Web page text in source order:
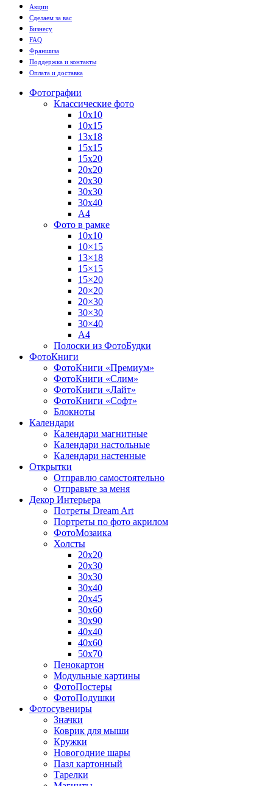
Акции
Сделаем за вас
Бизнесу
FAQ
Франшиза
Поддержка и контакты
Оплата и доставка
Фотографии
Классические фото
10х10
10х15
13х18
15х15
15х20
20х20
20х30
30х30
30х40
А4
Фото в рамке
10х10
10×15
13×18
15×15
15×20
20×20
20×30
30×30
30×40
A4
Полоски из ФотоБудки
ФотоКниги
ФотоКниги «Премиум»
ФотоКниги «Слим»
ФотоКниги «Лайт»
ФотоКниги «Софт»
Блокноты
Календари
Календари магнитные
Календари настольные
Календари настенные
Открытки
Отправлю самостоятельно
Отправьте за меня
Декор Интерьера
Потреты Dream Art
Портреты по фото акрилом
ФотоМозаика
Холсты
20х20
20х30
30х30
30х40
20х45
30х60
30х90
40х40
40х60
50х70
Пенокартон
Модульные картины
ФотоПостеры
ФотоПодушки
Фотоcувениры
Значки
Коврик для мыши
Кружки
Новогодние шары
Пазл картонный
Тарелки